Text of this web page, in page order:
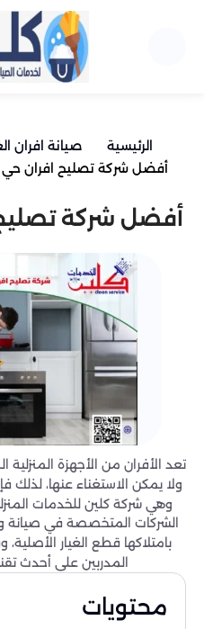
الرئيسية
صيانة افران
أفضل شركة تصليح افران حي
أفضل شركة
تعد الأفران من الأجهزة
ولا يمكن الاستغناء عنها،
وهي شركة كلين للخدمات
الشركات المتخصصة في صيانة
بامتلاكها قطع الغيار
المدربين على أحدث
محتويات